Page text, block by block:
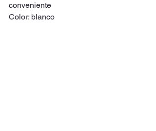
conveniente
Color: blanco